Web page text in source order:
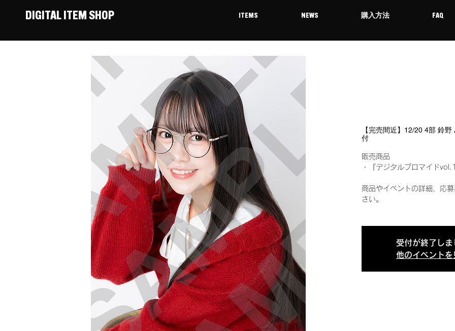
DIGITAL ITEM SHOP ITEMS NEWS 購入方法 FAQ
【完売間近】12/20 4部 鈴
付
販売商品
・『デジタルブロマイド
商品やイベントの詳細、応
さい。
受付が終了しま
他のイベントを